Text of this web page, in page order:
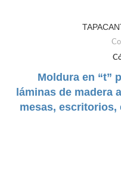
Moldura en “t”
láminas de madera
mesas, escritorios,